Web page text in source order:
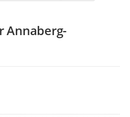
Annaberg-